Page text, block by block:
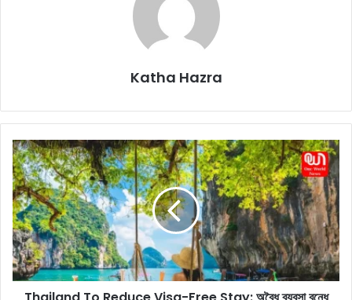
Katha Hazra
T
h
a
i
l
a
n
d
T